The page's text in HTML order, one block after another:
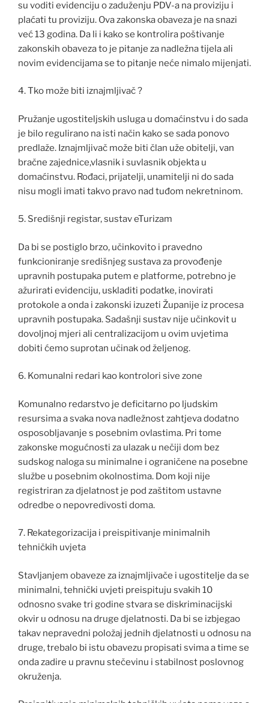
su voditi evidenciju o zaduženju PDV-a na proviziju i
plaćati tu proviziju. Ova zakonska obaveza je na snazi
već 13 godina. Da li i kako se kontrolira poštivanje
zakonskih obaveza to je pitanje za nadležna tijela ali
novim evidencijama se to pitanje neće nimalo mijenjati.
4. Tko može biti iznajmljivač ?
Pružanje ugostiteljskih usluga u domaćinstvu i do sada
je bilo regulirano na isti način kako se sada ponovo
predlaže. Iznajmljivač može biti član uže obitelji, van
bračne zajednice,vlasnik i suvlasnik objekta u
domaćinstvu. Rođaci, prijatelji, unamitelji ni do sada
nisu mogli imati takvo pravo nad tuđom nekretninom.
5. Središnji registar, sustav eTurizam
Da bi se postiglo brzo, učinkovito i pravedno
funkcioniranje središnjeg sustava za provođenje
upravnih postupaka putem e platforme, potrebno je
ažurirati evidenciju, uskladiti podatke, inovirati
protokole a onda i zakonski izuzeti Županije iz procesa
upravnih postupaka. Sadašnji sustav nije učinkovit u
dovoljnoj mjeri ali centralizacijom u ovim uvjetima
dobiti ćemo suprotan učinak od željenog.
6. Komunalni redari kao kontrolori sive zone
Komunalno redarstvo je deficitarno po ljudskim
resursima a svaka nova nadležnost zahtjeva dodatno
osposobljavanje s posebnim ovlastima. Pri tome
zakonske mogućnosti za ulazak u nečiji dom bez
sudskog naloga su minimalne i ograničene na posebne
službe u posebnim okolnostima. Dom koji nije
registriran za djelatnost je pod zaštitom ustavne
odredbe o nepovredivosti doma.
7. Rekategorizacija i preispitivanje minimalnih
tehničkih uvjeta
Stavljanjem obaveze za iznajmljivače i ugostitelje da se
minimalni, tehnički uvjeti preispituju svakih 10
odnosno svake tri godine stvara se diskriminacijski
okvir u odnosu na druge djelatnosti. Da bi se izbjegao
takav nepravedni položaj jednih djelatnosti u odnosu na
druge, trebalo bi istu obavezu propisati svima a time se
onda zadire u pravnu stečevinu i stabilnost poslovnog
okruženja.